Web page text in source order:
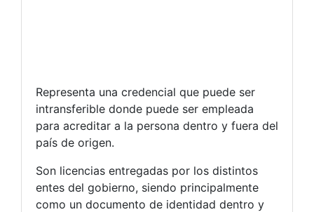
Representa una credencial que puede ser
intransferible donde puede ser empleada
para acreditar a la persona dentro y fuera del
país de origen.
Son licencias entregadas por los distintos
entes del gobierno, siendo principalmente
como un documento de identidad dentro y